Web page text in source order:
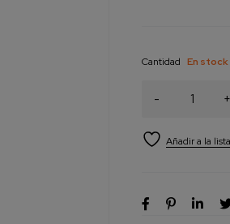
Cantidad En stock